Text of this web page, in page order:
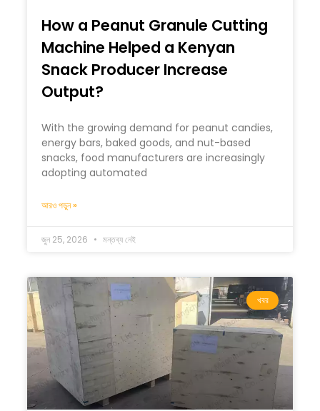
How a Peanut Granule Cutting
Machine Helped a Kenyan
Snack Producer Increase
Output?
With the growing demand for peanut candies,
energy bars, baked goods, and nut-based
snacks, food manufacturers are increasingly
adopting automated
আরও পড়ুন »
জুন 25, 2026 মন্তব্য নেই
খবর